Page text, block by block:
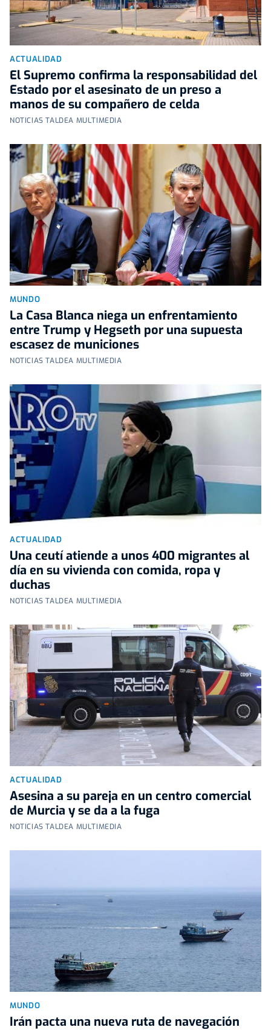
ACTUALIDAD
El Supremo confirma la responsabilidad del
Estado por el asesinato de un preso a
manos de su compañero de celda
NOTICIAS TALDEA MULTIMEDIA
MUNDO
La Casa Blanca niega un enfrentamiento
entre Trump y Hegseth por una supuesta
escasez de municiones
NOTICIAS TALDEA MULTIMEDIA
ACTUALIDAD
Una ceutí atiende a unos 400 migrantes al
día en su vivienda con comida, ropa y
duchas
NOTICIAS TALDEA MULTIMEDIA
ACTUALIDAD
Asesina a su pareja en un centro comercial
de Murcia y se da a la fuga
NOTICIAS TALDEA MULTIMEDIA
MUNDO
Irán pacta una nueva ruta de navegación